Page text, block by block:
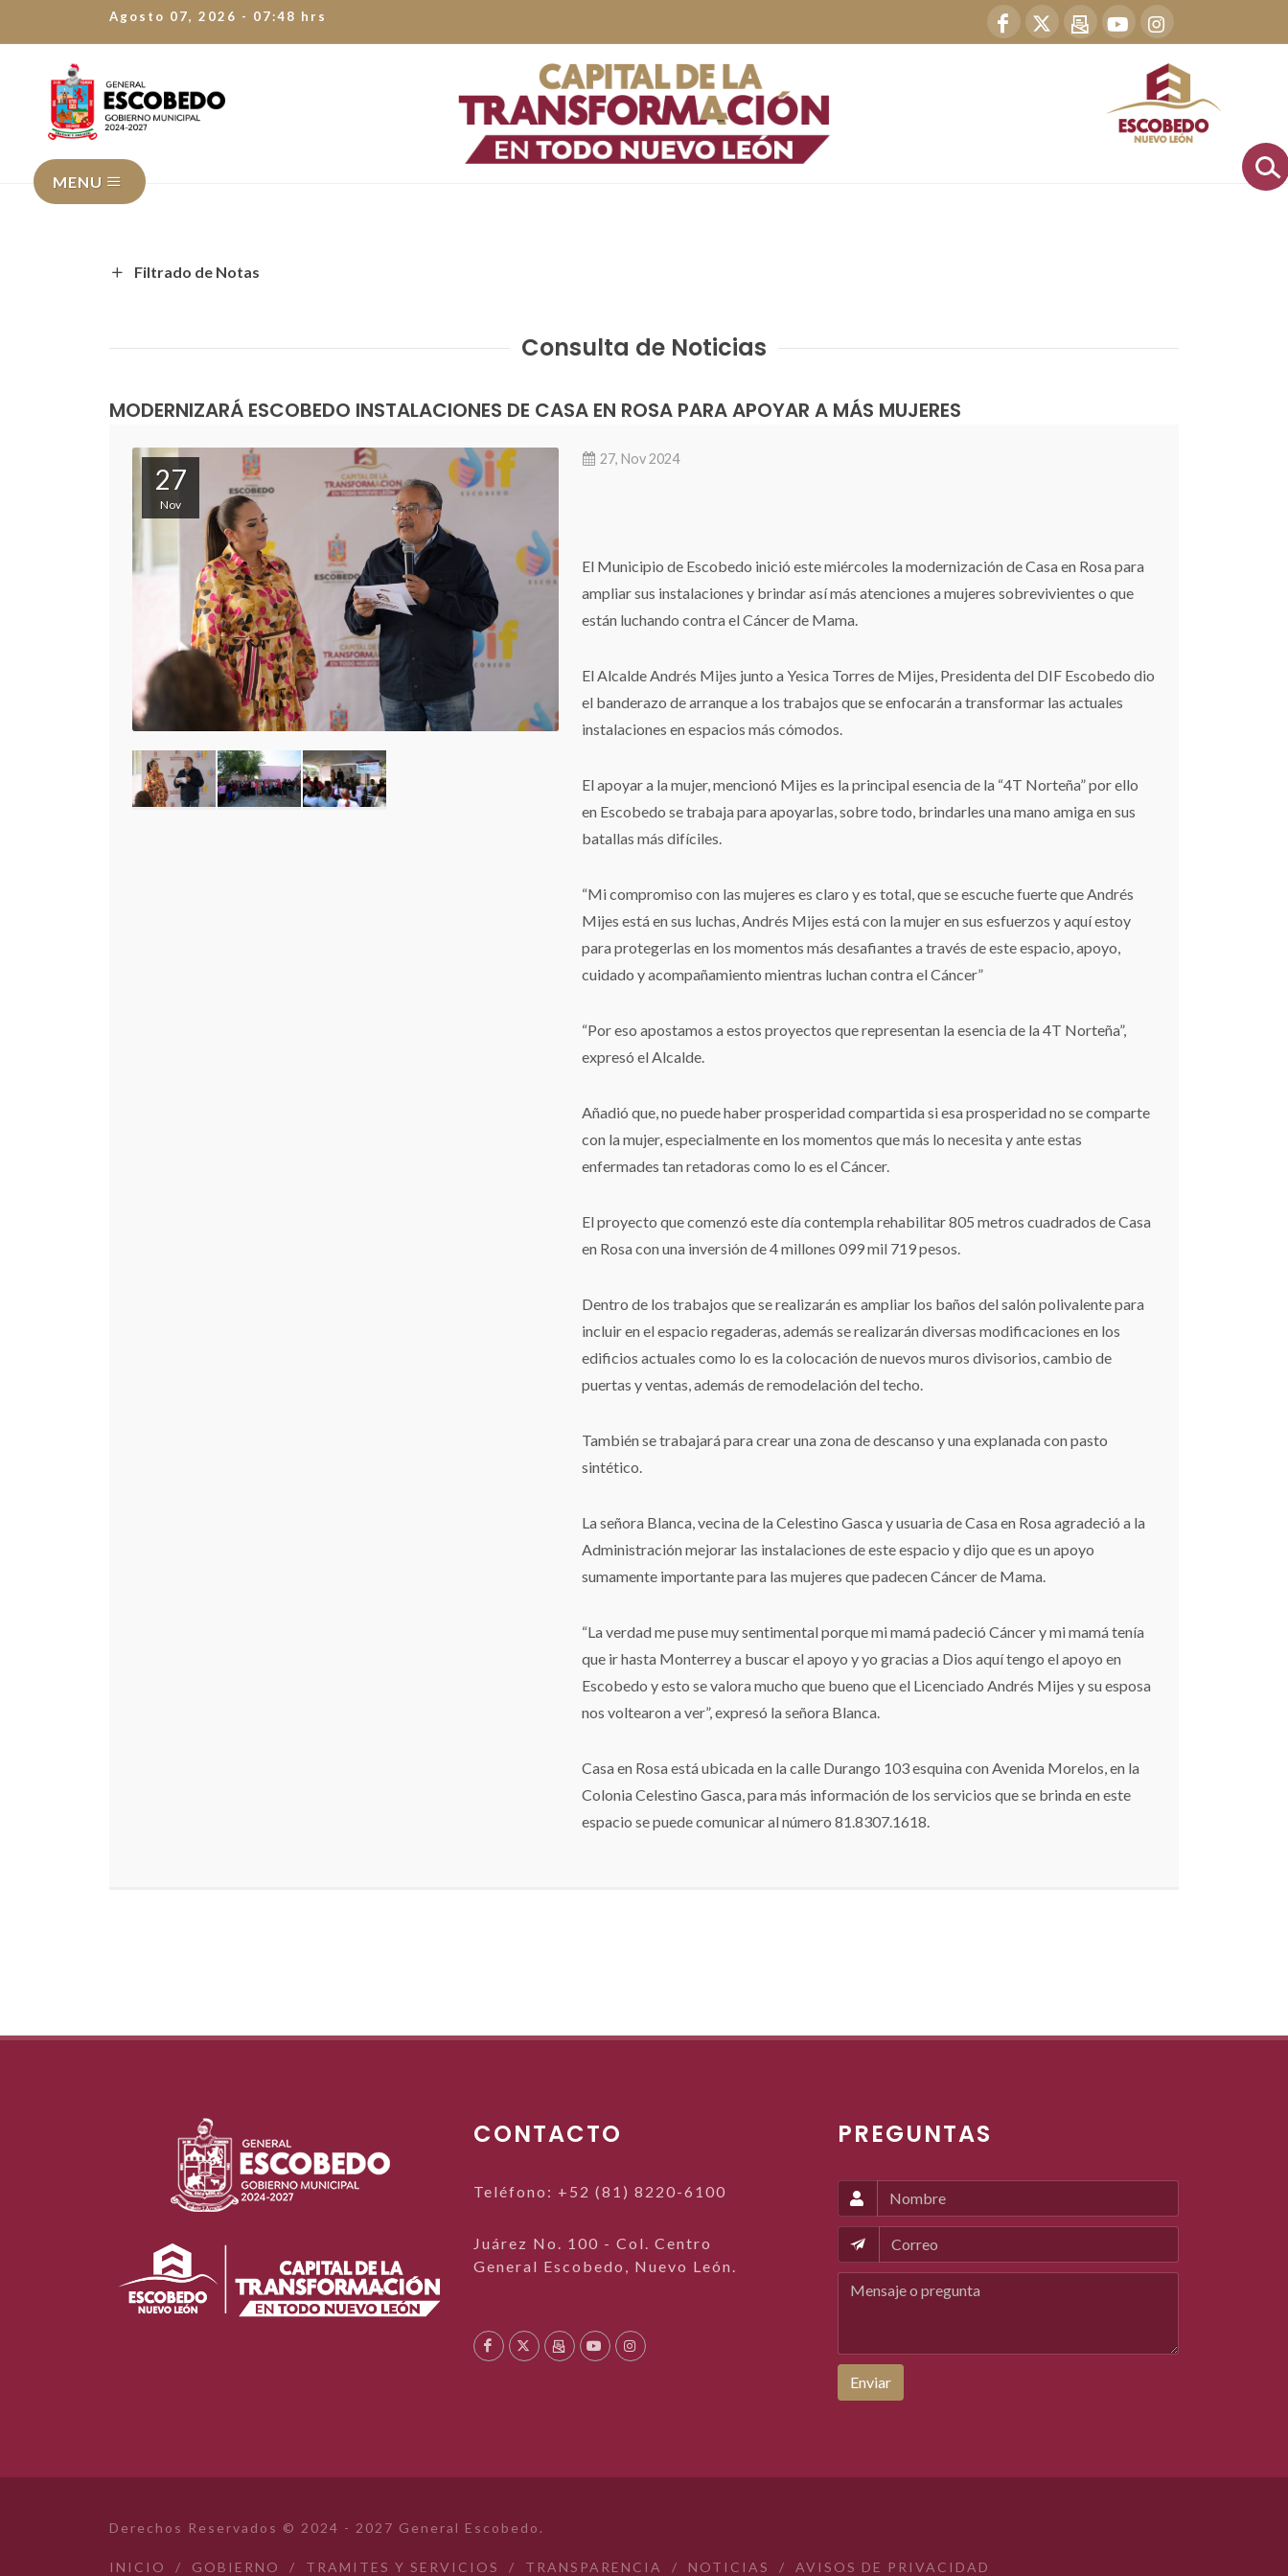
Agosto 07, 2026 - 07:48 hrs
MENU
Filtrado de Notas
Consulta de Noticias
MODERNIZARÁ ESCOBEDO INSTALACIONES DE CASA EN ROSA PARA APOYAR A MÁS MUJERES
27
Nov
27, Nov 2024
El Municipio de Escobedo inició este miércoles la modernización de Casa en Rosa para
ampliar sus instalaciones y brindar así más atenciones a mujeres sobrevivientes o que
están luchando contra el Cáncer de Mama.
El Alcalde Andrés Mijes junto a Yesica Torres de Mijes, Presidenta del DIF Escobedo dio
el banderazo de arranque a los trabajos que se enfocarán a transformar las actuales
instalaciones en espacios más cómodos.
El apoyar a la mujer, mencionó Mijes es la principal esencia de la “4T Norteña” por ello
en Escobedo se trabaja para apoyarlas, sobre todo, brindarles una mano amiga en sus
batallas más difíciles.
“Mi compromiso con las mujeres es claro y es total, que se escuche fuerte que Andrés
Mijes está en sus luchas, Andrés Mijes está con la mujer en sus esfuerzos y aquí estoy
para protegerlas en los momentos más desafiantes a través de este espacio, apoyo,
cuidado y acompañamiento mientras luchan contra el Cáncer”
“Por eso apostamos a estos proyectos que representan la esencia de la 4T Norteña”,
expresó el Alcalde.
Añadió que, no puede haber prosperidad compartida si esa prosperidad no se comparte
con la mujer, especialmente en los momentos que más lo necesita y ante estas
enfermades tan retadoras como lo es el Cáncer.
El proyecto que comenzó este día contempla rehabilitar 805 metros cuadrados de Casa
en Rosa con una inversión de 4 millones 099 mil 719 pesos.
Dentro de los trabajos que se realizarán es ampliar los baños del salón polivalente para
incluir en el espacio regaderas, además se realizarán diversas modificaciones en los
edificios actuales como lo es la colocación de nuevos muros divisorios, cambio de
puertas y ventas, además de remodelación del techo.
También se trabajará para crear una zona de descanso y una explanada con pasto
sintético.
La señora Blanca, vecina de la Celestino Gasca y usuaria de Casa en Rosa agradeció a la
Administración mejorar las instalaciones de este espacio y dijo que es un apoyo
sumamente importante para las mujeres que padecen Cáncer de Mama.
“La verdad me puse muy sentimental porque mi mamá padeció Cáncer y mi mamá tenía
que ir hasta Monterrey a buscar el apoyo y yo gracias a Dios aquí tengo el apoyo en
Escobedo y esto se valora mucho que bueno que el Licenciado Andrés Mijes y su esposa
nos voltearon a ver”, expresó la señora Blanca.
Casa en Rosa está ubicada en la calle Durango 103 esquina con Avenida Morelos, en la
Colonia Celestino Gasca, para más información de los servicios que se brinda en este
espacio se puede comunicar al número 81.8307.1618.
CONTACTO
Teléfono: +52 (81) 8220-6100
Juárez No. 100 - Col. Centro
General Escobedo, Nuevo León.
PREGUNTAS
Enviar
Derechos Reservados © 2024 - 2027 General Escobedo.
INICIO / GOBIERNO / TRAMITES Y SERVICIOS / TRANSPARENCIA / NOTICIAS / AVISOS DE PRIVACIDAD